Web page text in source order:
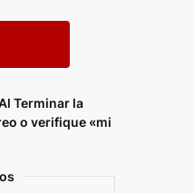
Terminar la
o verifique «mi